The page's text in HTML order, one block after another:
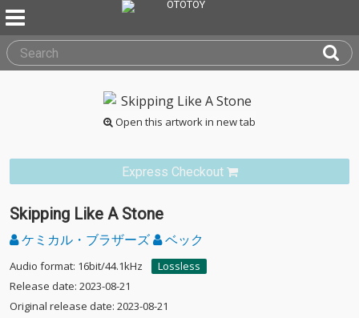
Open this artwork in new tab
Express Checkout
Skipping Like A Stone
ケミカル・ブラザーズ ベック
Audio format: 16bit/44.1kHz
Lossless
Release date: 2023-08-21
Original release date: 2023-08-21